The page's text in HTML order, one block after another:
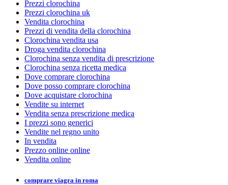
Prezzi clorochina
Prezzi clorochina uk
Vendita clorochina
Prezzi di vendita della clorochina
Clorochina vendita usa
Droga vendita clorochina
Clorochina senza vendita di prescrizione
Clorochina senza ricetta medica
Dove comprare clorochina
Dove posso comprare clorochina
Dove acquistare clorochina
Vendite su internet
Vendita senza prescrizione medica
I prezzi sono generici
Vendite nel regno unito
In vendita
Prezzo online online
Vendita online
comprare viagra in roma